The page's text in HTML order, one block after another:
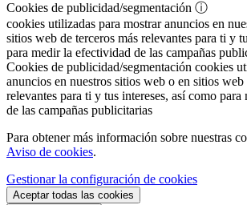
Cookies de publicidad/segmentación ⓘ
cookies utilizadas para mostrar anuncios en
sitios web de terceros más relevantes para ti y
para medir la efectividad de las campañas
Cookies de publicidad/segmentación cookies
anuncios en nuestros sitios web o en sitios web
relevantes para ti y tus intereses, así como
de las campañas publicitarias
Para obtener más información sobre nuestras
Aviso de cookies.
Gestionar la configuración de cookies
Aceptar todas las cookies